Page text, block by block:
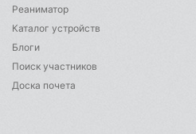
Реаниматор
Каталог устройств
Блоги
Поиск участников
Доска почета